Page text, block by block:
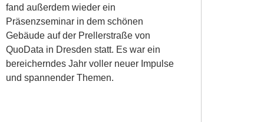
fand außerdem wieder ein
Präsenzseminar in dem schönen
Gebäude auf der Prellerstraße von
QuoData in Dresden statt. Es war ein
bereicherndes Jahr voller neuer Impulse
und spannender Themen.